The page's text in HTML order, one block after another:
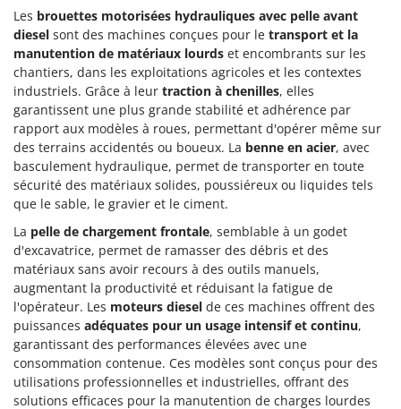
Pompes de transfert
Pompes immergées électriques
Postes à souder
Poussoirs à saucisse
Presses à pellets
Pressoirs à fruits
Pressoirs à Raisin
Pulvérisateurs
Pulvérisateurs portés
R
Rafraîchisseurs d'air par évaporation
Rampes de chargement en aluminium
Râpes à fromage électriques
Râteaux pour tracteur
Gierre
Ginko - MGM
Gipeco
Girmi
GRAEF
Gre
GreenBay
Greenworks
GRIFO
GVS
GYS
H
Hailo
Helvi
Henx
Les brouettes motorisées hydrauliques avec pelle avant
diesel sont des machines conçues pour le transport et la
manutention de matériaux lourds et encombrants sur les
chantiers, dans les exploitations agricoles et les contextes
industriels. Grâce à leur traction à chenilles, elles
garantissent une plus grande stabilité et adhérence par
rapport aux modèles à roues, permettant d'opérer même sur
des terrains accidentés ou boueux. La benne en acier, avec
basculement hydraulique, permet de transporter en toute
sécurité des matériaux solides, poussiéreux ou liquides tels
que le sable, le gravier et le ciment.
La pelle de chargement frontale, semblable à un godet
d'excavatrice, permet de ramasser des débris et des
matériaux sans avoir recours à des outils manuels,
augmentant la productivité et réduisant la fatigue de
l'opérateur. Les moteurs diesel de ces machines offrent des
puissances adéquates pour un usage intensif et continu,
garantissant des performances élevées avec une
consommation contenue. Ces modèles sont conçus pour des
utilisations professionnelles et industrielles, offrant des
solutions efficaces pour la manutention de charges lourdes